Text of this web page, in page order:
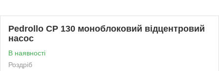
Pedrollo CP 130 моноблоковий відцентровий
насос
В наявності
Роздріб